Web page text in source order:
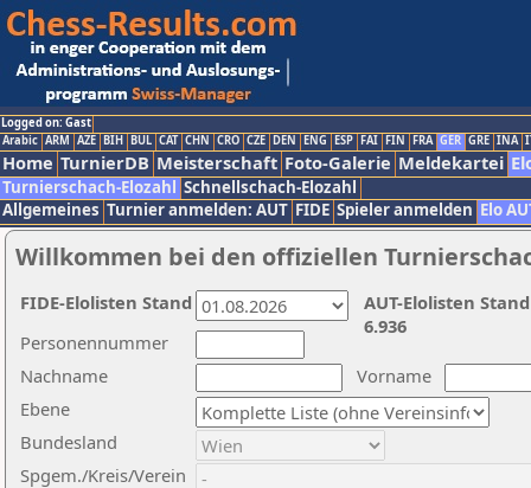
Logged on: Gast
Arabic ARM AZE BIH BUL CAT CHN CRO CZE DEN ENG ESP FAI FIN FRA GER GRE INA
Home TurnierDB Meisterschaft Foto-Galerie Meldekartei
Turnierschach-Elozahl Schnellschach-Elozahl
Allgemeines Turnier anmelden: AUT FIDE Spieler anmelden Elo
Willkommen bei den offiziellen
Nachname
Vorname
Ebene
Personennummer
Bundesland
Spgem./Kreis/Verein
AUT-Elolisten
6.936
FIDE-Elolisten Stand